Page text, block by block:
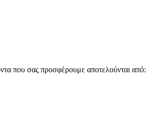
που σας προσφέρουμε αποτελούνται από: